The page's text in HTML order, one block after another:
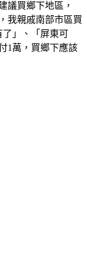
議買鄉下地區，
我親戚南部市區買
」、「屏東可
1萬，買鄉下應該